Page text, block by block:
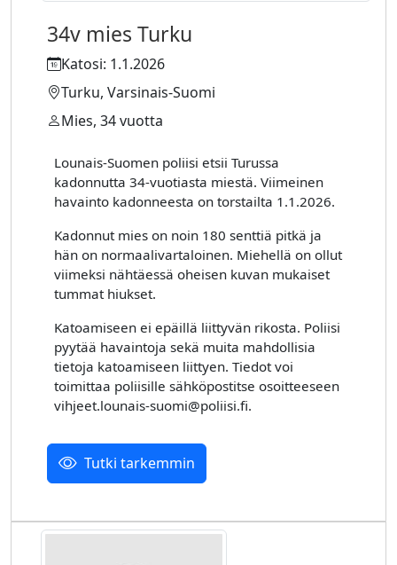
34v mies Turku
Katosi: 1.1.2026
Turku, Varsinais-Suomi
Mies, 34 vuotta
Lounais-Suomen poliisi etsii Turussa
kadonnutta 34-vuotiasta miestä. Viimeinen
havainto kadonneesta on torstailta 1.1.2026.
Kadonnut mies on noin 180 senttiä pitkä ja
hän on normaalivartaloinen. Miehellä on ollut
viimeksi nähtäessä oheisen kuvan mukaiset
tummat hiukset.
Katoamiseen ei epäillä liittyvän rikosta. Poliisi
pyytää havaintoja sekä muita mahdollisia
tietoja katoamiseen liittyen. Tiedot voi
toimittaa poliisille sähköpostitse osoitteeseen
vihjeet.lounais-suomi@poliisi.fi.
Tutki tarkemmin